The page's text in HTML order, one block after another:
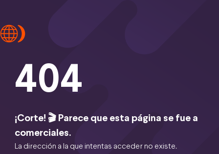
404
¡Corte! 🎬 Parece que esta página se fue a
comerciales.
La dirección a la que intentas acceder no existe.